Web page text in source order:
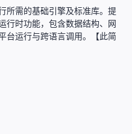
所需的基础引擎及标准库。提
行时功能，包含数据结构、网
台运行与跨语言调用。【此简